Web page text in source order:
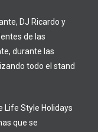
DJ Ricardo y
de las
durante las
todo el stand
Life Style Holidays
que se